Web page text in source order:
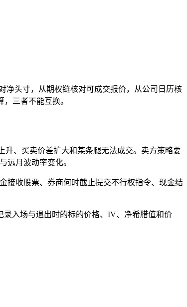
净头寸，从期权链核对可成交报价，从公司日历核
三者不能互换。
升、买卖价差扩大和某条腿无法成交。卖方策略要
远月波动率变化。
接收股票、券商何时截止提交不行权指令、现金结
入场与退出时的标的价格、IV、净希腊值和价